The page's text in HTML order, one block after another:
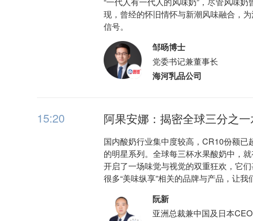
现，曾经的怀旧情怀与新潮风味融合，
信号。
邹旸博士
党委书记兼董事长
海河乳品公司
15:20 阿果安娜：揭密全球三分之
国内酸奶行业集中度较高，CR10份额已
的明星系列。全球每三杯水果酸奶中，
开启了一场味觉与视觉的双重狂欢，它
很多“美味纵享”相关的品牌与产品，让
阮新
亚洲总裁兼中国及日本CEO